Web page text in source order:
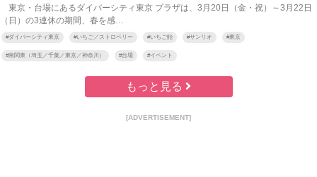
東京・台場にあるダイバーシティ東京 プラザは、3月20日（金・祝）～3月22日
（日）の3連休の期間、春を感…
#ダイバーシティ東京 #いちご／ストロベリー #いちご飴 #サンリオ #東京
#南関東（埼玉／千葉／東京／神奈川） #台場 #イベント
もっと見る
[ADVERTISEMENT]